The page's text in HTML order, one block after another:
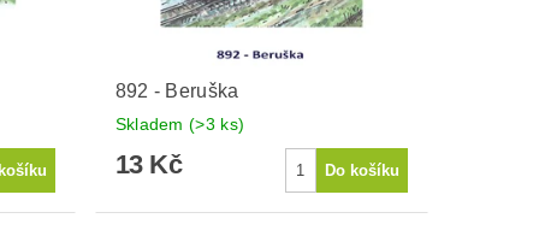
892 - Beruška
Skladem(>3 ks)
13 Kč